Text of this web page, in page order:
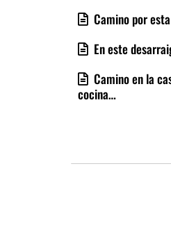
Camino por
En este
Camino en la
cocina…